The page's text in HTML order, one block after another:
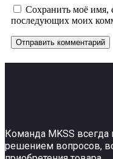
Сохранить моё имя,
последующих моих
Команда MKSS всегда
решением вопросов,